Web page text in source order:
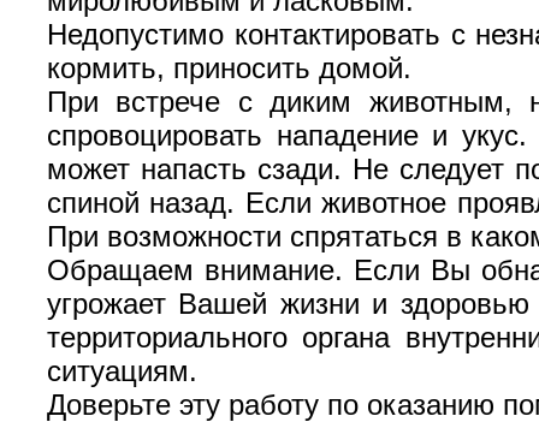
Недопустимо контактировать с
кормить, приносить домой.
При встрече с диким животным,
спровоцировать нападение и
может напасть сзади. Не следует
спиной назад. Если животное
При возможности спрятаться в
Обращаем внимание. Если Вы
угрожает Вашей жизни и
территориального органа
ситуациям.
Доверьте эту работу по оказанию